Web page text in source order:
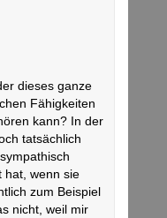
dieses ganze
Fähigkeiten
kann? In der
tatsächlich
hat, wenn sie
zum Beispiel
nicht, weil mir